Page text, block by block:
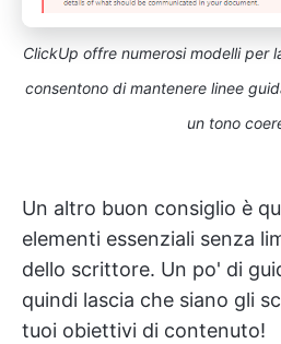
ClickUp offre numerosi modelli per
consentono di mantenere linee
un tono
Un altro buon consiglio è
elementi essenziali senza
dello scrittore. Un po' di
quindi lascia che siano gli
tuoi obiettivi di contenuto!